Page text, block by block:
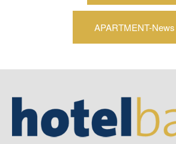
APARTMENT-News